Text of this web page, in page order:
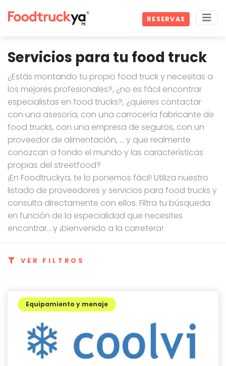
RESERVAS
Servicios para tu food truck
¿Estás montando tu propio food truck y necesitas a
los mejores profesionales?, ¿no es fácil encontrar
especialistas en food trucks?, ¿quieres contactar
con una asesoría, con una carrocería fabricante de
food trucks, con una empresa de seguros, con un
proveedor de alimentación, … y que realmente
conozcan a fondo el mundo y las características
propias del streetfood?
¡En Foodtruckya, te lo ponemos fácil! Utiliza nuestro
listado de proveedores y servicios para food trucks y
consulta directamente con ellos. Filtra tu búsqueda
en función de la especialidad que necesites
encontrar....y ¡bienvenido a la carretera!
VER FILTROS
Equipamiento y menaje